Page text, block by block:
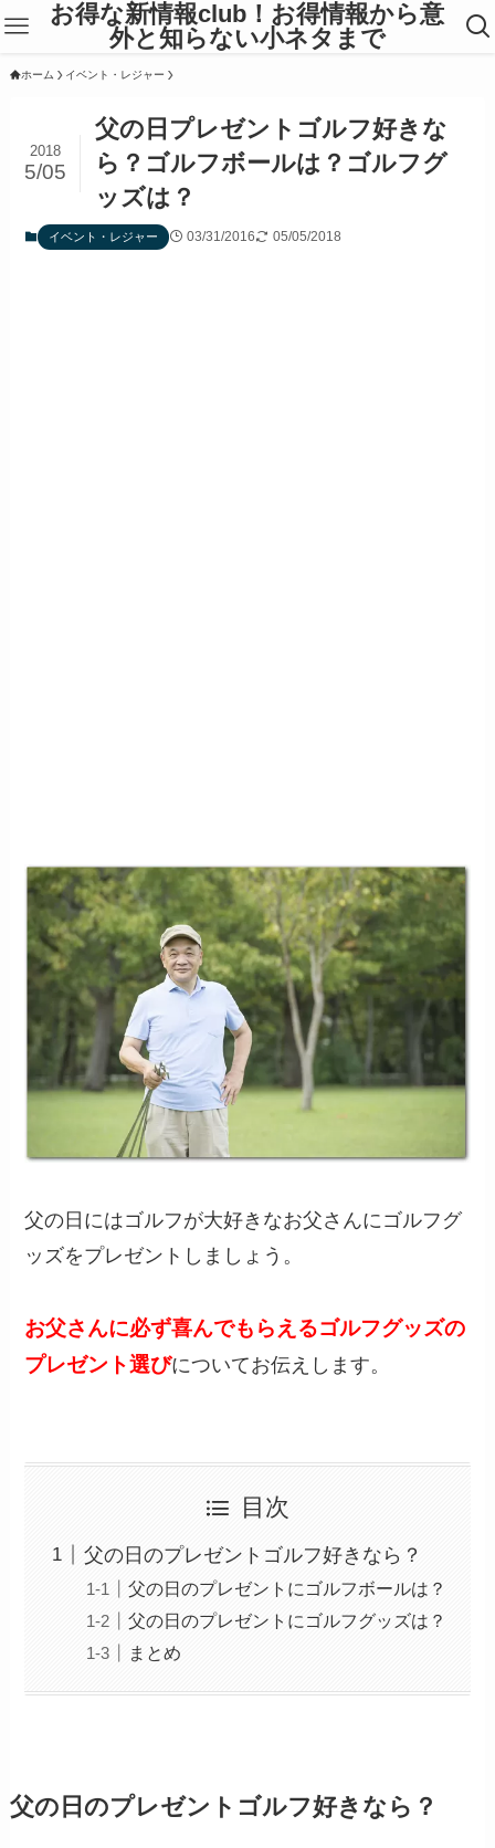
お得な新情報club！お得情報から意
外と知らない小ネタまで
ホーム イベント・レジャー
父の日プレゼントゴルフ好きな
ら？ゴルフボールは？ゴルフグ
ッズは？
2018
5/05
イベント・レジャー 03/31/2016 05/05/2018
父の日にはゴルフが大好きなお父さんにゴルフグ
ッズをプレゼントしましょう。
お父さんに必ず喜んでもらえるゴルフグッズの
プレゼント選びについてお伝えします。
目次
父の日のプレゼントゴルフ好きなら？
父の日のプレゼントにゴルフボールは？
父の日のプレゼントにゴルフグッズは？
まとめ
父の日のプレゼントゴルフ好きなら？